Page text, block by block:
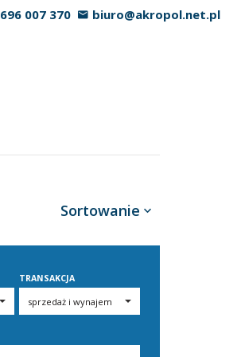
696 007 370 biuro@akropol.net.pl
Sortowanie
TRANSAKCJA